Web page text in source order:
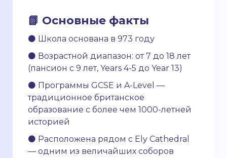
📗 Основные факты
⚫ Школа основана в 973 году
⚫ Возрастной диапазон: от 7 до 18 лет
(пансион с 9 лет, Years 4-5 до Year 13)
⚫ Программы GCSE и A-Level —
традиционное британское
образование с более чем 1000-летней
историей
⚫ Расположена рядом с Ely Cathedral
— одним из величайших соборов